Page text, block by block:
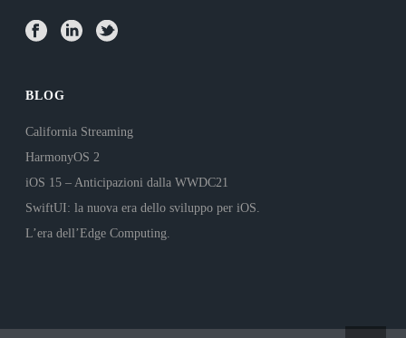
BLOG
California Streaming
HarmonyOS 2
iOS 15 – Anticipazioni dalla WWDC21
SwiftUI: la nuova era dello sviluppo per iOS.
L’era dell’Edge Computing.